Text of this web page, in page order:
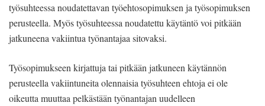
työsuhteessa noudatettavan työehtosopimuksen ja työsopimuksen
perusteella. Myös työsuhteessa noudatettu käytäntö voi pitkään
jatkuneena vakiintua työnantajaa sitovaksi.
Työsopimukseen kirjattuja tai pitkään jatkuneen käytännön
perusteella vakiintuneita olennaisia työsuhteen ehtoja ei ole
oikeutta muuttaa pelkästään työnantajan uudelleen